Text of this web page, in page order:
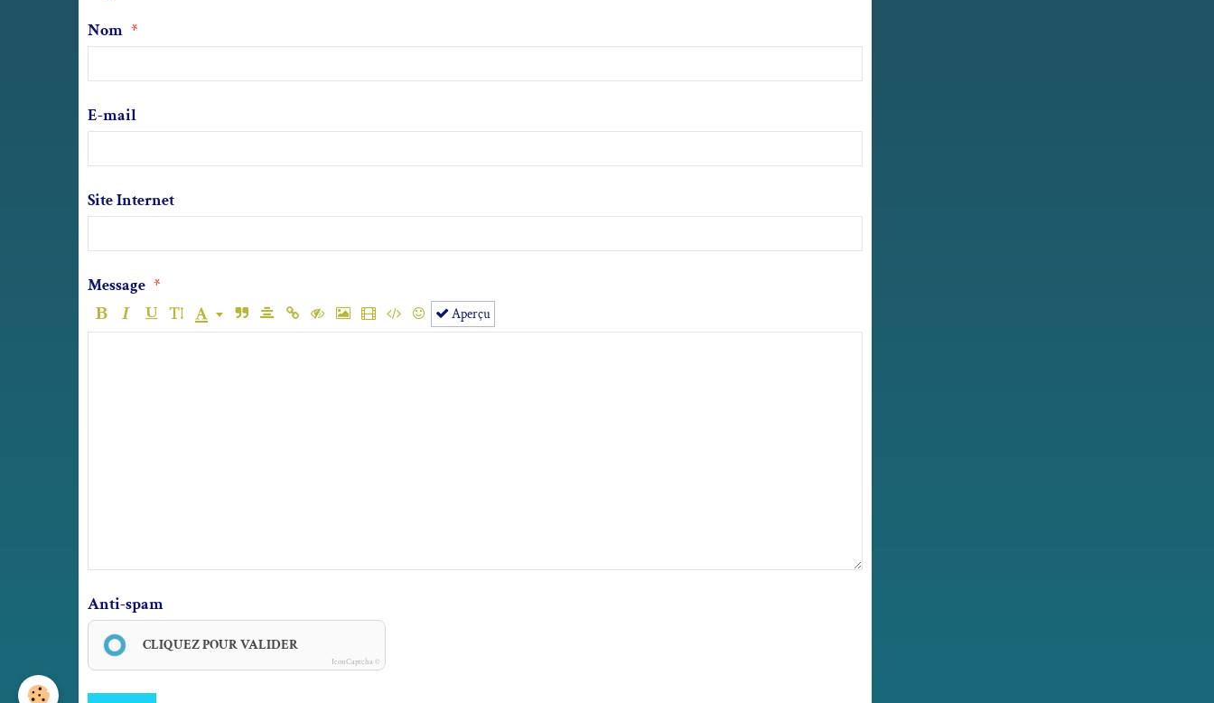
Nom
E-mail
Site Internet
Message
Aperçu
Anti-spam
CLIQUEZ POUR VALIDER
IconCaptcha ©